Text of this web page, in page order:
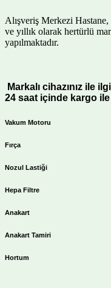
Alışveriş Merkezi
ve yıllık olarak hertürlü
yapılmaktadır.
Markalı cihazınız ile
24 saat içinde kargo
Vakum Motoru
Fırça
Nozul Lastiği
Hepa Filtre
Anakart
Anakart Tamiri
Hortum